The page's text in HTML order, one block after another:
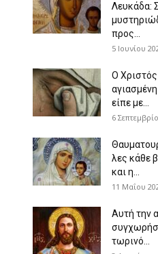
Λευκάδα:
προς...
5 Ιουνίου
Ο
είπε με...
6
λες κάθε
και η...
11 Μαΐου
Αυτή την
τωρινό...